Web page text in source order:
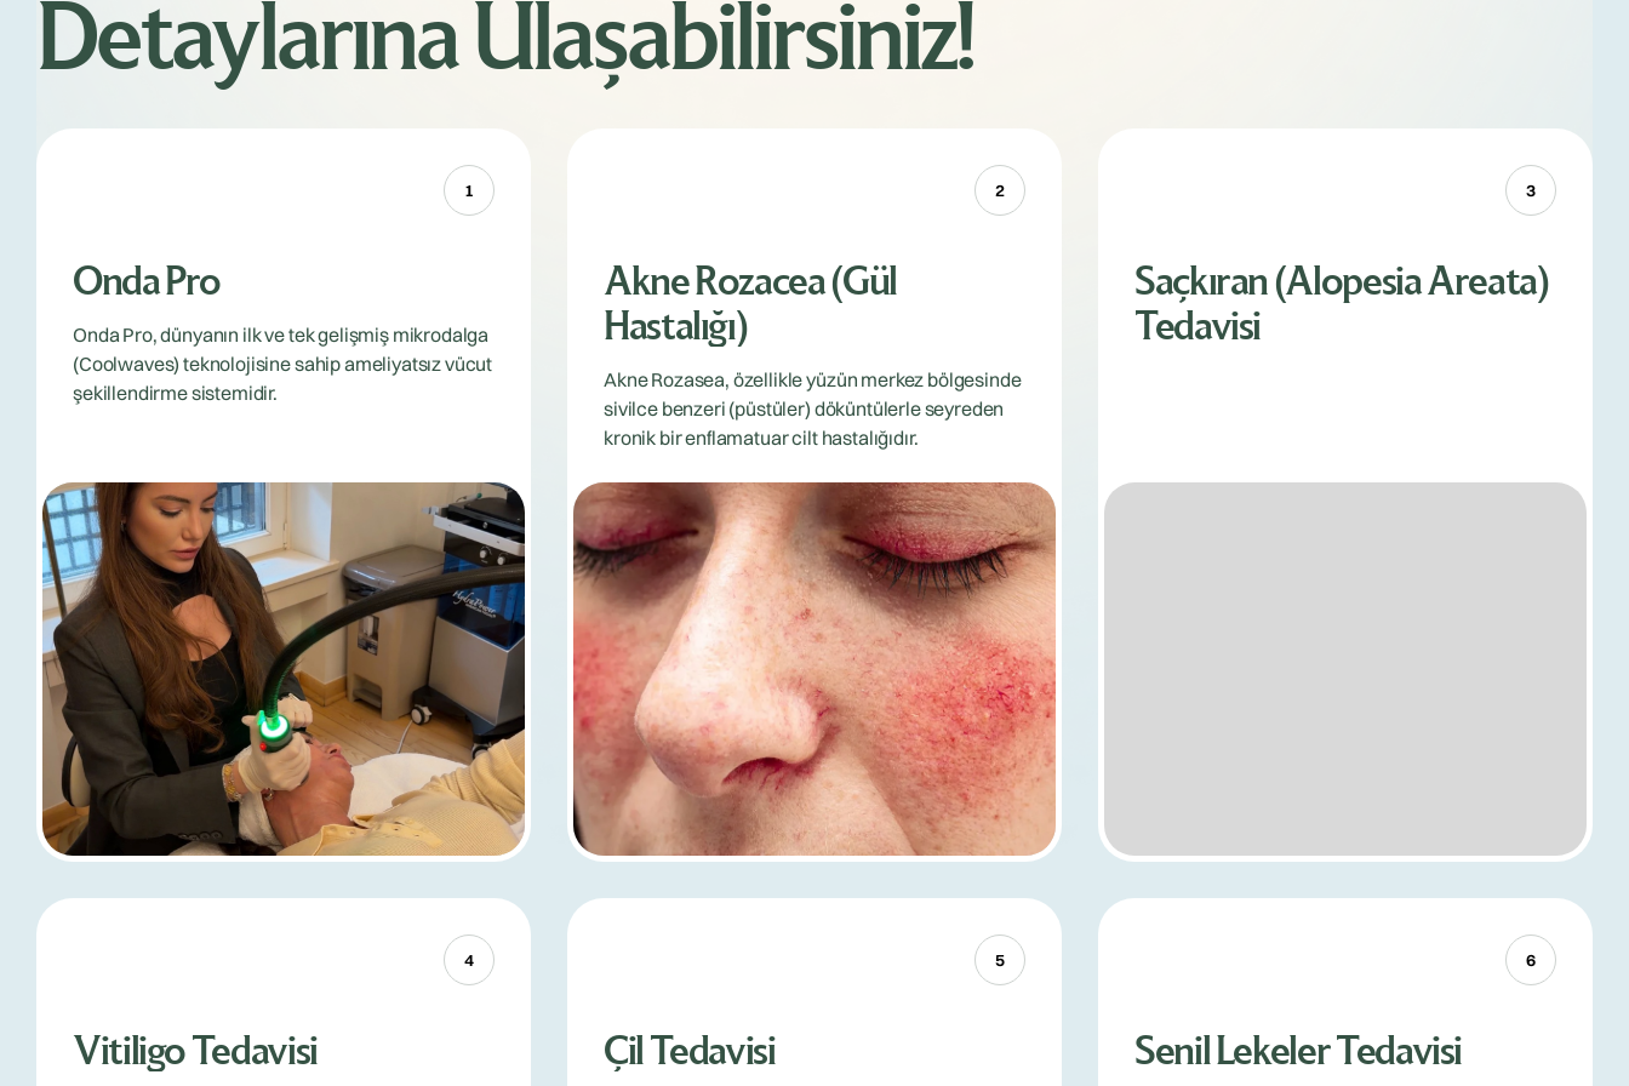
Detaylarına Ulaşabilirsiniz!
1
Onda Pro
Onda Pro, dünyanın ilk ve tek gelişmiş mikrodalga
(Coolwaves) teknolojisine sahip ameliyatsız vücut
şekillendirme sistemidir.
2
Akne Rozacea (Gül
Hastalığı)
Akne Rozasea, özellikle yüzün merkez bölgesinde
sivilce benzeri (püstüler) döküntülerle seyreden
kronik bir enflamatuar cilt hastalığıdır.
3
Saçkıran (Alopesia Areata)
Tedavisi
4
Vitiligo Tedavisi
5
Çil Tedavisi
6
Senil Lekeler Tedavisi